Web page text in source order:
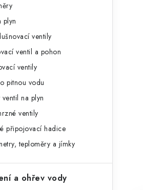
plyn
ventily
ventil a pohon
ventily
pitnou vodu
na plyn
ventily
připojovací hadice
teploměry a jímky
a ohřev vody